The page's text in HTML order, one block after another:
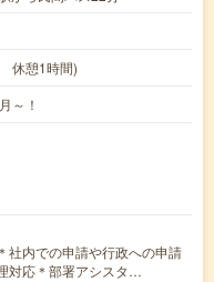
休憩1時間)
～！
社内での申請や行政への申請
対応＊部署アシスタ…